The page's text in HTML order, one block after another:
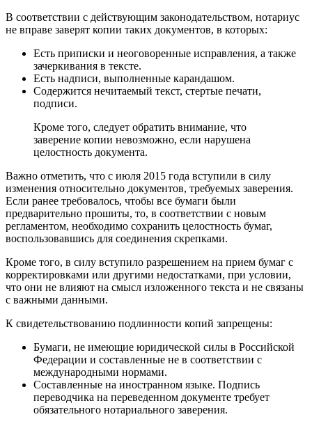
В соответствии с действующим законодательством, нотариус
не вправе заверят копии таких документов, в которых:
Есть приписки и неоговоренные исправления, а также
зачеркивания в тексте.
Есть надписи, выполненные карандашом.
Содержится нечитаемый текст, стертые печати,
подписи.
Кроме того, следует обратить внимание, что
заверение копии невозможно, если нарушена
целостность документа.
Важно отметить, что с июля 2015 года вступили в силу
изменения относительно документов, требуемых заверения.
Если ранее требовалось, чтобы все бумаги были
предварительно прошиты, то, в соответствии с новым
регламентом, необходимо сохранить целостность бумаг,
воспользовавшись для соединения скрепками.
Кроме того, в силу вступило разрешением на прием бумаг с
корректировками или другими недостатками, при условии,
что они не влияют на смысл изложенного текста и не связаны
с важными данными.
К свидетельствованию подлинности копий запрещены:
Бумаги, не имеющие юридической силы в Российской
Федерации и составленные не в соответствии с
международными нормами.
Составленные на иностранном языке. Подпись
переводчика на переведенном документе требует
обязательного нотариального заверения.